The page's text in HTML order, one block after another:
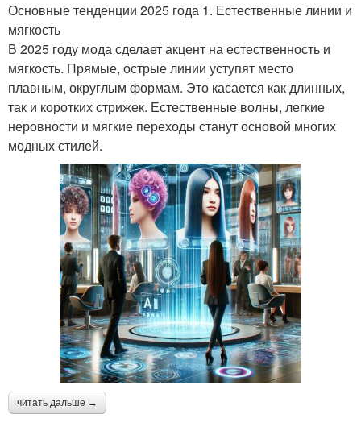
Основные тенденции 2025 года 1. Естественные линии и
мягкость
В 2025 году мода сделает акцент на естественность и
мягкость. Прямые, острые линии уступят место
плавным, округлым формам. Это касается как длинных,
так и коротких стрижек. Естественные волны, легкие
неровности и мягкие переходы станут основой многих
модных стилей.
читать дальше →